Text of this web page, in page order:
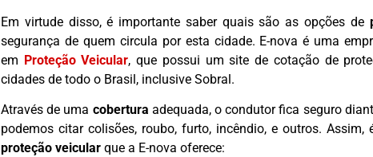
Em virtude disso, é importante saber quais são as opções de
segurança de quem circula por esta cidade. E-nova é uma
em Proteção Veicular, que possui um site de cotação de
cidades de todo o Brasil, inclusive Sobral.
Através de uma cobertura adequada, o condutor fica seguro
podemos citar colisões, roubo, furto, incêndio, e outros.
proteção veicularque a E-nova oferece: